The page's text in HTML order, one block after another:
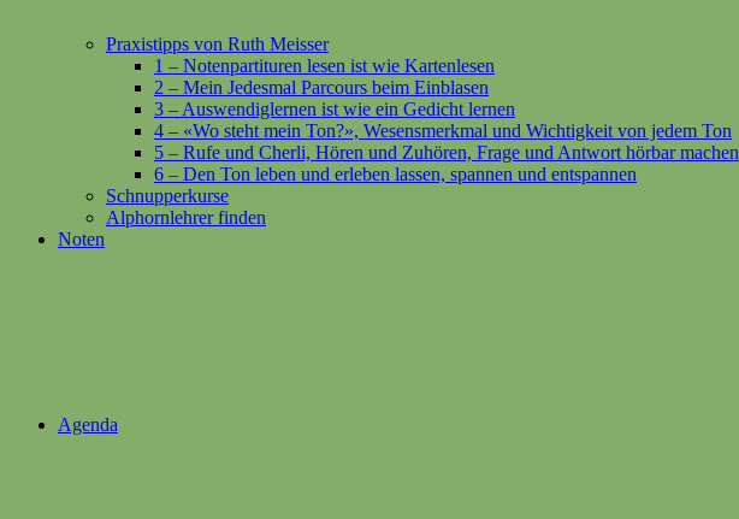
Praxistipps von Ruth Meisser
1 – Notenpartituren lesen ist wie Kartenlesen
2 – Mein Jedesmal Parcours beim Einblasen
3 – Auswendiglernen ist wie ein Gedicht lernen
4 – «Wo steht mein Ton?», Wesensmerkmal und Wichtigkeit von jedem Ton
5 – Rufe und Cherli, Hören und Zuhören, Frage und Antwort hörbar machen
6 – Den Ton leben und erleben lassen, spannen und entspannen
Schnupperkurse
Alphornlehrer finden
Noten
Agenda